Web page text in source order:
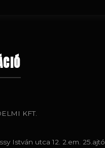
KFT.
István utca 12. 2.em. 25.ajtó